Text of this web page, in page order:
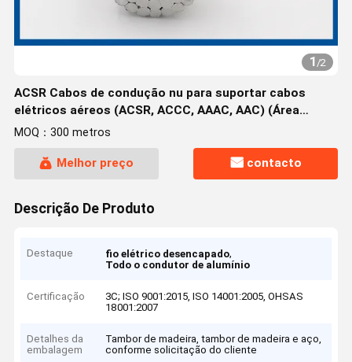
1/2
ACSR Cabos de condução nu para suportar cabos
elétricos aéreos (ACSR, ACCC, AAAC, AAC) (Área
AL:500/560/630/710mm2)
MOQ：300 metros
Melhor preço contacto
Descrição De Produto
Destaque fio elétrico desencapado,
Todo o condutor de alumínio
Certificação
3C; ISO 9001:2015, ISO 14001:2005, OHSAS
18001:2007
Detalhes da
embalagem
Tambor de madeira, tambor de madeira e aço,
conforme solicitação do cliente